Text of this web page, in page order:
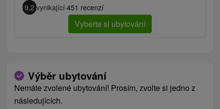
9,2 vynikající·451 recenzí
Vyberte si ubytování
Výběr ubytování
Nemáte zvolené ubytování! Prosím, zvolte si jedno z
následujících.